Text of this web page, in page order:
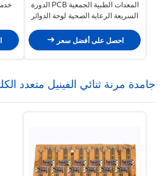
المعدات الطبية الجمعية PCB الدورة
السريعة الرعاية الصحية لوحة الدوائر
احصل على أفضل سعر
جامدة مرنة ثنائي الفينيل متعدد